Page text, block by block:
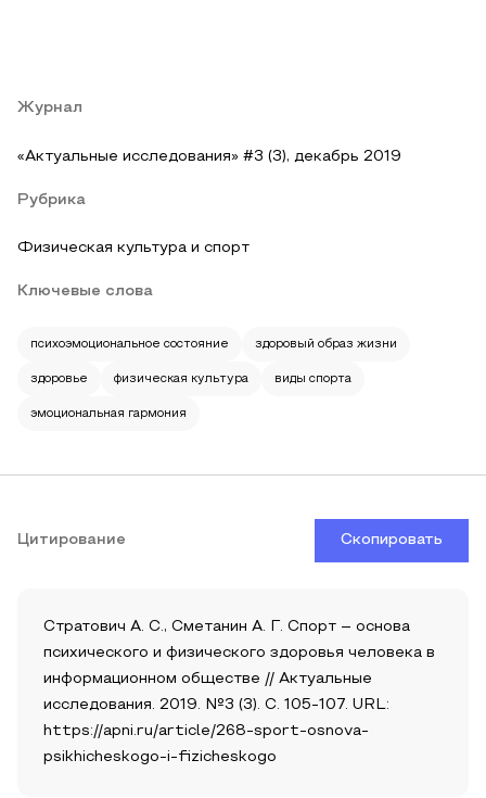
Журнал
«Актуальные исследования» #3 (3), декабрь 2019
Рубрика
Физическая культура и спорт
Ключевые слова
психоэмоциональное состояние здоровый образ жизни
здоровье физическая культура виды спорта
эмоциональная гармония
Цитирование Скопировать
Стратович А. С., Сметанин А. Г. Спорт – основа
психического и физического здоровья человека в
информационном обществе // Актуальные
исследования. 2019. №3 (3). С. 105-107. URL:
https://apni.ru/article/268-sport-osnova-
psikhicheskogo-i-fizicheskogo